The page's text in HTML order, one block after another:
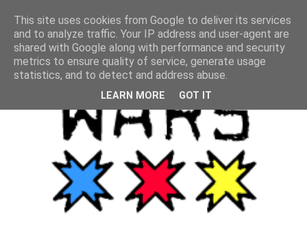
This site uses cookies from Google to deliver its services
and to analyze traffic. Your IP address and user-agent are
shared with Google along with performance and security
metrics to ensure quality of service, generate usage
statistics, and to detect and address abuse.
LEARN MORE GOT IT